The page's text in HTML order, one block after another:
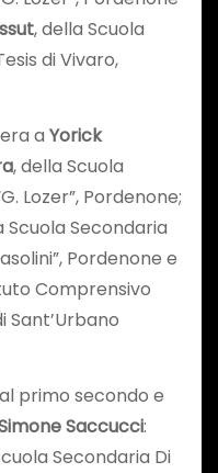
, della Scuola
di Vivaro,
a Yorick
, della Scuola
Lozer”, Pordenone;
Scuola Secondaria
Pordenone e
Comprensivo
Sant’Urbano
primo secondo e
Saccucci:
Secondaria Di